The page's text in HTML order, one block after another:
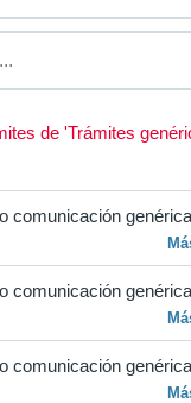
de 'Trámites
comunicación genérica
comunicación
comunicación